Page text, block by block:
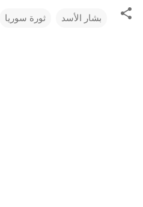
بشار الأسد ثورة سوريا